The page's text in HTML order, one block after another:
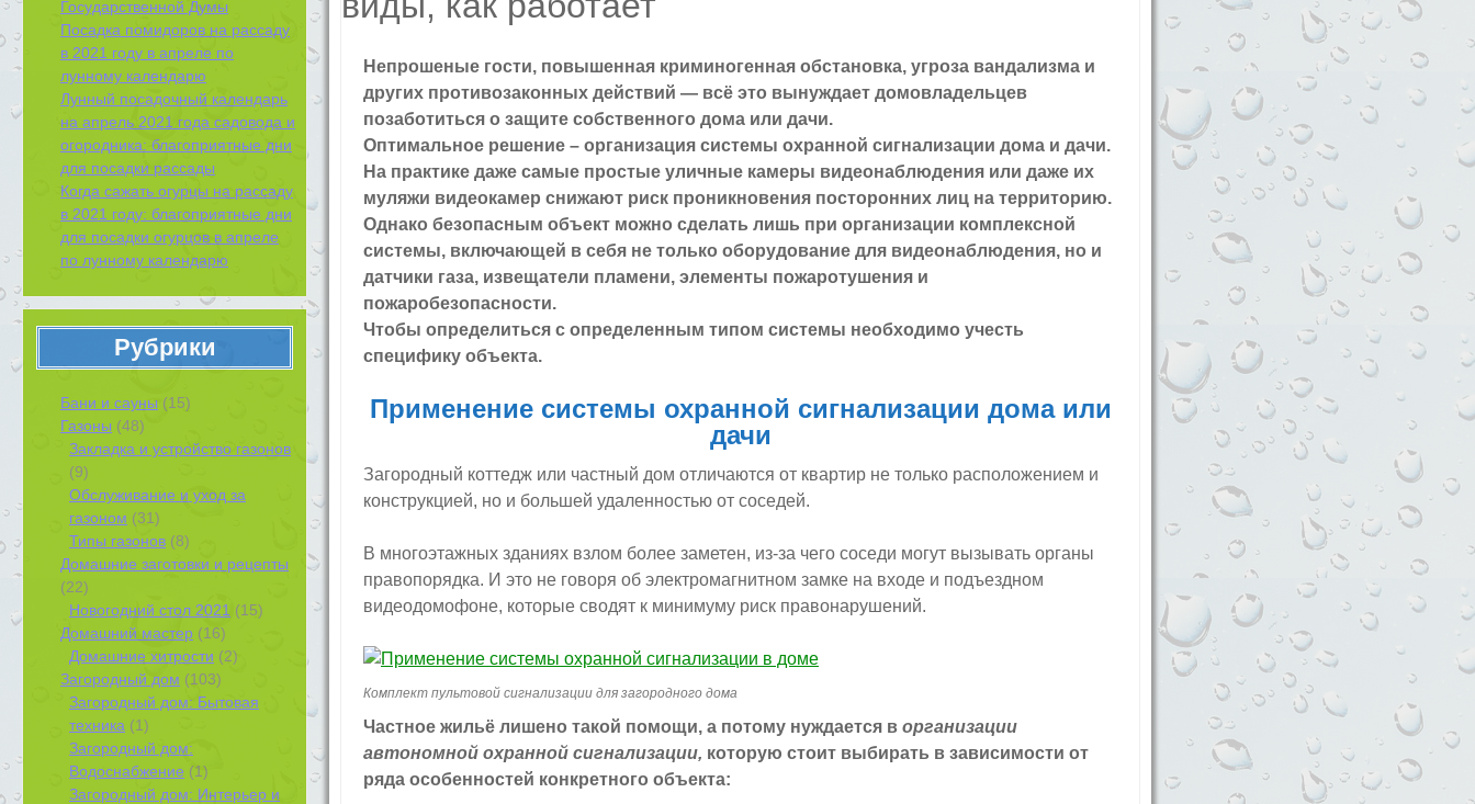
Государственной Думы
Посадка помидоров на рассаду
в 2021 году в апреле по
лунному календарю
Лунный посадочный календарь
на апрель 2021 года садовода и
огородника: благоприятные дни
для посадки рассады
Когда сажать огурцы на рассаду
в 2021 году: благоприятные дни
для посадки огурцов в апреле
по лунному календарю
Рубрики
Бани и сауны (15)
Газоны (48)
Закладка и устройство газонов
(9)
Обслуживание и уход за
газоном (31)
Типы газонов (8)
Домашние заготовки и рецепты
(22)
Новогодний стол 2021 (15)
Домашний мастер (16)
Домашние хитрости (2)
Загородный дом (103)
Загородный дом: Бытовая
техника (1)
Загородный дом:
Водоснабжение (1)
Загородный дом: Интерьер и
Непрошеные гости, повышенная криминогенная обстановка, угроза вандализма и
других противозаконных действий — всё это вынуждает домовладельцев
позаботиться о защите собственного дома или дачи.
Оптимальное решение – организация системы охранной сигнализации дома и дачи.
На практике даже самые простые уличные камеры видеонаблюдения или даже их
муляжи видеокамер снижают риск проникновения посторонних лиц на территорию.
Однако безопасным объект можно сделать лишь при организации комплексной
системы, включающей в себя не только оборудование для видеонаблюдения, но и
датчики газа, извещатели пламени, элементы пожаротушения и
пожаробезопасности.
Чтобы определиться с определенным типом системы необходимо учесть
специфику объекта.
Применение системы охранной сигнализации дома или
дачи
Загородный коттедж или частный дом отличаются от квартир не только расположением и
конструкцией, но и большей удаленностью от соседей.
В многоэтажных зданиях взлом более заметен, из-за чего соседи могут вызывать органы
правопорядка. И это не говоря об электромагнитном замке на входе и подъездном
видеодомофоне, которые сводят к минимуму риск правонарушений.
Комплект пультовой сигнализации для загородного дома
Частное жильё лишено такой помощи, а потому нуждается в организации
автономной охранной сигнализации, которую стоит выбирать в зависимости от
ряда особенностей конкретного объекта: